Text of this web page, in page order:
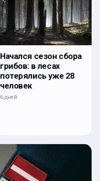
Начался сезон сбора
грибов: в лесах
потерялись уже 28
человек
6 дней